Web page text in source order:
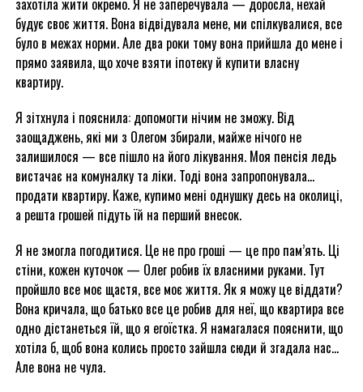
захотіла жити окремо. Я не заперечувала — доросла, нехай
будує своє життя. Вона відвідувала мене, ми спілкувалися, все
було в межах норми. Але два роки тому вона прийшла до мене і
прямо заявила, що хоче взяти іпотеку й купити власну
квартиру.
Я зітхнула і пояснила: допомогти нічим не зможу. Від
заощаджень, які ми з Олегом збирали, майже нічого не
залишилося — все пішло на його лікування. Моя пенсія ледь
вистачає на комуналку та ліки. Тоді вона запропонувала…
продати квартиру. Каже, купимо мені однушку десь на околиці,
а решта грошей підуть їй на перший внесок.
Я не змогла погодитися. Це не про гроші — це про пам’ять. Ці
стіни, кожен куточок — Олег робив їх власними руками. Тут
пройшло все моє щастя, все моє життя. Як я можу це віддати?
Вона кричала, що батько все це робив для неї, що квартира все
одно дістанеться їй, що я егоїстка. Я намагалася пояснити, що
хотіла б, щоб вона колись просто зайшла сюди й згадала нас…
Але вона не чула.